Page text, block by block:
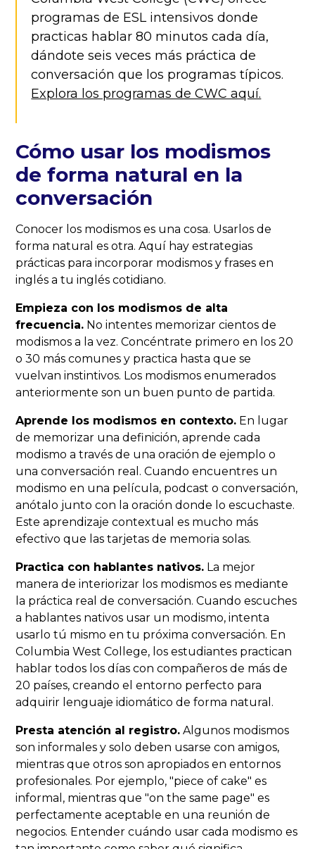
programas de ESL intensivos donde
practicas hablar 80 minutos cada día,
dándote seis veces más práctica de
conversación que los programas típicos.
Explora los programas de CWC aquí.
Cómo usar los modismos
de forma natural en la
conversación
Conocer los modismos es una cosa. Usarlos de
forma natural es otra. Aquí hay estrategias
prácticas para incorporar modismos y frases en
inglés a tu inglés cotidiano.
Empieza con los modismos de alta
frecuencia. No intentes memorizar cientos de
modismos a la vez. Concéntrate primero en los 20
o 30 más comunes y practica hasta que se
vuelvan instintivos. Los modismos enumerados
anteriormente son un buen punto de partida.
Aprende los modismos en contexto. En lugar
de memorizar una definición, aprende cada
modismo a través de una oración de ejemplo o
una conversación real. Cuando encuentres un
modismo en una película, podcast o conversación,
anótalo junto con la oración donde lo escuchaste.
Este aprendizaje contextual es mucho más
efectivo que las tarjetas de memoria solas.
Practica con hablantes nativos. La mejor
manera de interiorizar los modismos es mediante
la práctica real de conversación. Cuando escuches
a hablantes nativos usar un modismo, intenta
usarlo tú mismo en tu próxima conversación. En
Columbia West College, los estudiantes practican
hablar todos los días con compañeros de más de
20 países, creando el entorno perfecto para
adquirir lenguaje idiomático de forma natural.
Presta atención al registro. Algunos modismos
son informales y solo deben usarse con amigos,
mientras que otros son apropiados en entornos
profesionales. Por ejemplo, "piece of cake" es
informal, mientras que "on the same page" es
perfectamente aceptable en una reunión de
negocios. Entender cuándo usar cada modismo es